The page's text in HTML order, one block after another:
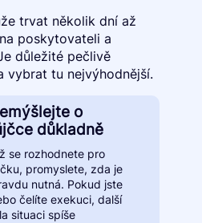
trvat několik dní až
poskytovateli a
důležité pečlivě
vybrat tu nejvýhodnější.
o
důkladně
se rozhodnete pro
promyslete, zda je
nutná. Pokud jste
čelíte exekuci, další
situaci spíše